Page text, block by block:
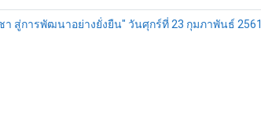
า สู่การพัฒนาอย่างยั่งยืน" วันศุกร์ที่ 23 กุมภาพันธ์ 2561